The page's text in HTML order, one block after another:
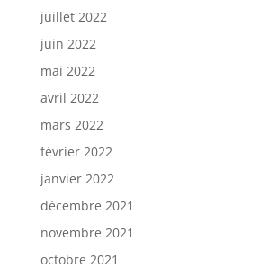
juillet 2022
juin 2022
mai 2022
avril 2022
mars 2022
février 2022
janvier 2022
décembre 2021
novembre 2021
octobre 2021